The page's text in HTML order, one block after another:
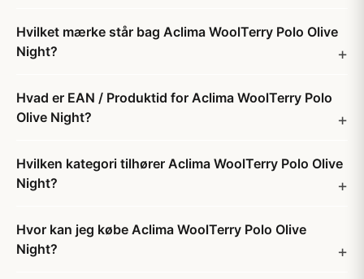
Hvilket mærke står bag Aclima WoolTerry Polo Olive
Night?
Hvad er EAN / Produktid for Aclima WoolTerry Polo
Olive Night?
Hvilken kategori tilhører Aclima WoolTerry Polo Olive
Night?
Hvor kan jeg købe Aclima WoolTerry Polo Olive
Night?